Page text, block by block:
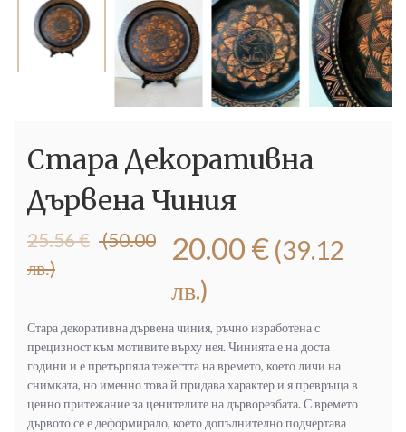
Стара Декоративна
Дървена Чиния
25.56€ (50.00
лв.)
Original
was:
лв.).
20.00 € (39.12
лв.)
Текущата
е:
лв.).
Стара декоративна дървена чиния, ръчно изработена с
прецизност към мотивите върху нея. Чинията е на доста
години и е претърпяла тежестта на времето, което личи на
снимката, но именно това й придава характер и я превръща в
ценно притежание за ценителите на дърворезбата. С времето
дървото се е деформирало, което допълнително подчертава